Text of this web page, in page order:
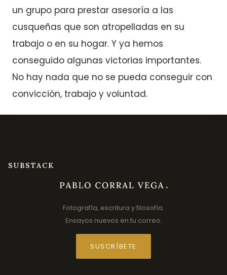
un grupo para prestar asesoría a las
cusqueñas que son atropelladas en su
trabajo o en su hogar. Y ya hemos
conseguido algunas victorias importantes.
No hay nada que no se pueda conseguir con
convicción, trabajo y voluntad.
SUBSTACK
Fotografía, escritura y filosofía.
Ensayos nuevos en tu correo.
SUSCRÍBETE